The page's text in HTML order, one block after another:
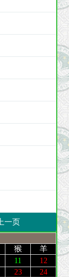
上一页
猴
羊
11
12
23
24